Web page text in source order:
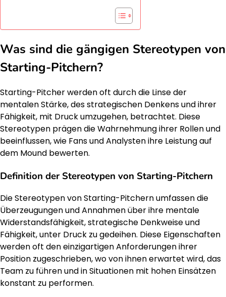
Was sind die gängigen Stereotypen von
Starting-Pitchern?
Starting-Pitcher werden oft durch die Linse der
mentalen Stärke, des strategischen Denkens und ihrer
Fähigkeit, mit Druck umzugehen, betrachtet. Diese
Stereotypen prägen die Wahrnehmung ihrer Rollen und
beeinflussen, wie Fans und Analysten ihre Leistung auf
dem Mound bewerten.
Definition der Stereotypen von Starting-Pitchern
Die Stereotypen von Starting-Pitchern umfassen die
Überzeugungen und Annahmen über ihre mentale
Widerstandsfähigkeit, strategische Denkweise und
Fähigkeit, unter Druck zu gedeihen. Diese Eigenschaften
werden oft den einzigartigen Anforderungen ihrer
Position zugeschrieben, wo von ihnen erwartet wird, das
Team zu führen und in Situationen mit hohen Einsätzen
konstant zu performen.